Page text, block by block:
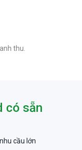
thu.
có sẵn
cầu lớn